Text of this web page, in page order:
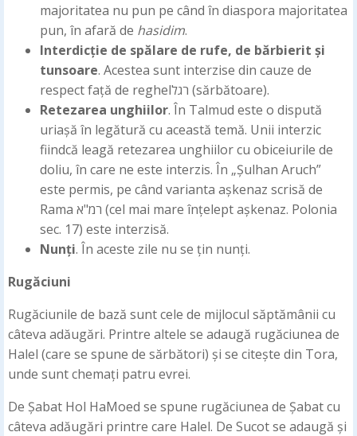
majoritatea nu pun pe când în diaspora majoritatea
pun, în afară de hasidim.
Interdicție de spălare de rufe, de bărbierit și
tunsoare. Acestea sunt interzise din cauze de
respect față de reghelרגל (sărbătoare).
Retezarea unghiilor. În Talmud este o dispută
uriașă în legătură cu această temă. Unii interzic
fiindcă leagă retezarea unghiilor cu obiceiurile de
doliu, în care ne este interzis. În „Șulhan Aruch”
este permis, pe când varianta așkenaz scrisă de
Rama רמ"א (cel mai mare înțelept așkenaz. Polonia
sec. 17) este interzisă.
Nunți. În aceste zile nu se țin nunți.
Rugăciuni
Rugăciunile de bază sunt cele de mijlocul săptămânii cu
câteva adăugări. Printre altele se adaugă rugăciunea de
Halel (care se spune de sărbători) și se citește din Tora,
unde sunt chemați patru evrei.
De Șabat Hol HaMoed se spune rugăciunea de Șabat cu
câteva adăugări printre care Halel. De Sucot se adaugă și